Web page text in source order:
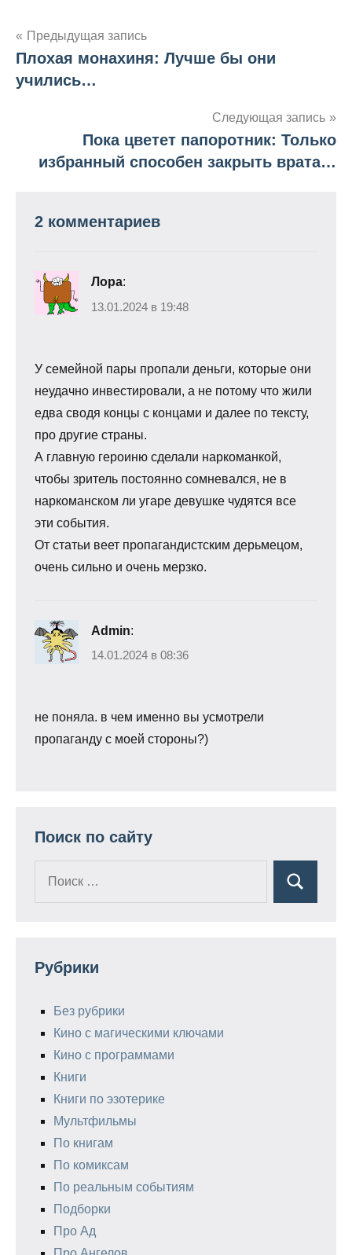
Навигация
по
Предыдущая запись
Плохая монахиня: Лучше бы они
учились…
Следующая запись
Пока цветет папоротник: Только
избранный способен закрыть врата…
2 комментариев
Лора:
13.01.2024 в 19:48
У семейной пары пропали деньги, которые они
неудачно инвестировали, а не потому что жили
едва сводя концы с концами и далее по тексту,
про другие страны.
А главную героиню сделали наркоманкой,
чтобы зритель постоянно сомневался, не в
наркоманском ли угаре девушке чудятся все
эти события.
От статьи веет пропагандистским дерьмецом,
очень сильно и очень мерзко.
Admin:
14.01.2024 в 08:36
не поняла. в чем именно вы усмотрели
пропаганду с моей стороны?)
Поиск по сайту
Поиск
Рубрики
Без рубрики
Кино с магическими ключами
Кино с программами
Книги
Книги по эзотерике
Мультфильмы
По книгам
По комиксам
По реальным событиям
Подборки
Про Ад